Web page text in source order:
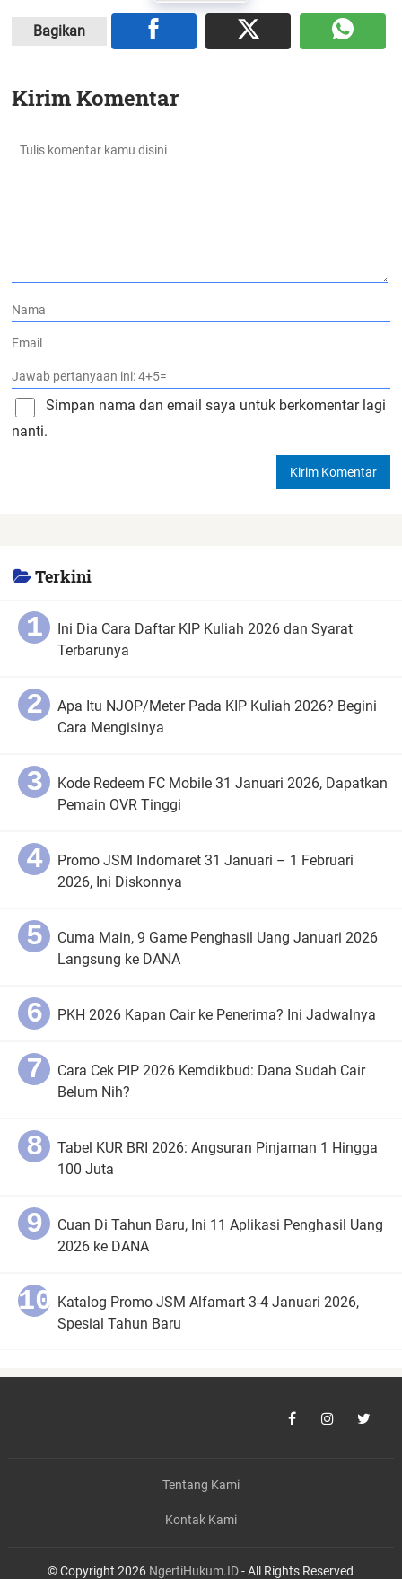
Bagikan
Kirim Komentar
Simpan nama dan email saya untuk berkomentar lagi
nanti.
Terkini
Ini Dia Cara Daftar KIP Kuliah 2026 dan Syarat
Terbarunya
Apa Itu NJOP/Meter Pada KIP Kuliah 2026? Begini
Cara Mengisinya
Kode Redeem FC Mobile 31 Januari 2026, Dapatkan
Pemain OVR Tinggi
Promo JSM Indomaret 31 Januari – 1 Februari
2026, Ini Diskonnya
Cuma Main, 9 Game Penghasil Uang Januari 2026
Langsung ke DANA
PKH 2026 Kapan Cair ke Penerima? Ini Jadwalnya
Cara Cek PIP 2026 Kemdikbud: Dana Sudah Cair
Belum Nih?
Tabel KUR BRI 2026: Angsuran Pinjaman 1 Hingga
100 Juta
Cuan Di Tahun Baru, Ini 11 Aplikasi Penghasil Uang
2026 ke DANA
Katalog Promo JSM Alfamart 3-4 Januari 2026,
Spesial Tahun Baru
Tentang Kami
Kontak Kami
© Copyright 2026 NgertiHukum.ID- All Rights Reserved